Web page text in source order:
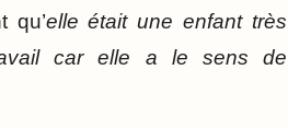
qu’elle était une enfant très
car elle a le sens de